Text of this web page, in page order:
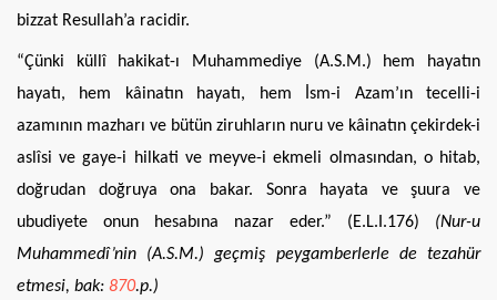
bizzat Resullah’a racidir.
“Çünki küllî hakikat-ı Muhammediye (A.S.M.) hem hayatın
hayatı, hem kâinatın hayatı, hem İsm-i Azam’ın tecelli-i
azamının mazharı ve bütün ziruhların nuru ve kâinatın çekirdek-i
aslîsi ve gaye-i hilkati ve meyve-i ekmeli olmasından, o hitab,
doğrudan doğruya ona bakar. Sonra hayata ve şuura ve
ubudiyete onun hesabına nazar eder.” (E.L.I.176) (Nur-u
Muhammedî’nin (A.S.M.) geçmiş peygamberlerle de tezahür
etmesi, bak: 870.p.)